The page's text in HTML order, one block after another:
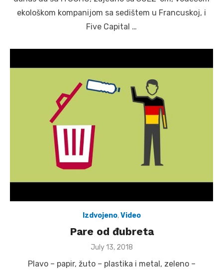
ekološkom kompanijom sa sedištem u Francuskoj, i
Five Capital …
Izdvojeno,Video
Pare od đubreta
Posted
July 13, 2018
Plavo – papir, žuto – plastika i metal, zeleno –